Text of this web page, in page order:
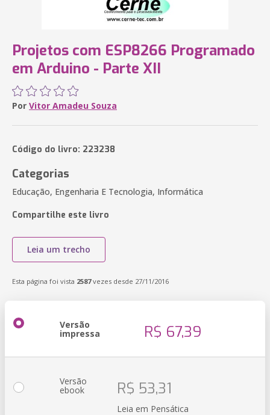
Projetos com ESP8266 Programado
em Arduino - Parte XII
Por Vitor Amadeu Souza
Código do livro: 223238
Categorias
Educação, Engenharia E Tecnologia, Informática
Compartilhe este livro
Leia um trecho
Esta página foi vista 2587vezes desde 27/11/2016
Versão
impressa R$ 67,39
Versão
ebook R$ 53,31
Leia em Pensática